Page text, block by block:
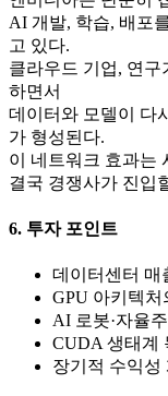
AI 개발, 학습, 배포
고 있다.
클라우드 기업, 연
하면서
데이터와 모델이 다
가 형성된다.
이 네트워크 효과는
결국 경쟁사가 진입
6. 투자 포인트
데이터센터 매
GPU 아키텍처
AI 로봇·자율
CUDA 생태계
장기적 수익성